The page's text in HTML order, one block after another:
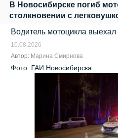
В Новосибирске погиб
столкновении с
Водитель мотоцикла
10.08.2026
Автор: Марина Смирнова
Фото: ГАИ Новосибирска